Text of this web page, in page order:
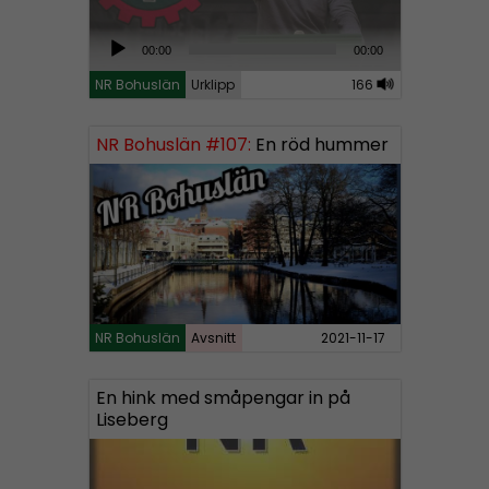
A
u
d
o
a
y
e
r
00:00 00:00
NR Bohuslän Urklipp 166
NR Bohuslän #107: En röd hummer
NR Bohuslän Avsnitt 2021-11-17
En hink med småpengar in på
Liseberg